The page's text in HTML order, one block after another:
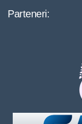
Parteneri: